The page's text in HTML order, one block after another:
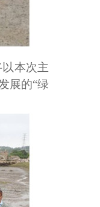
本次主
展的“绿